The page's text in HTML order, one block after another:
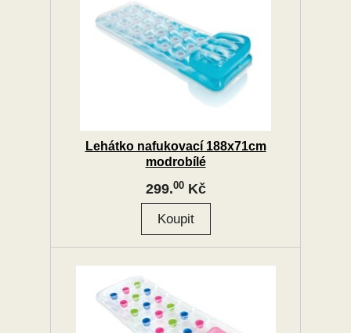
Lehátko nafukovací 188x71cm
modrobílé
299.00Kč